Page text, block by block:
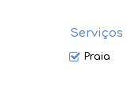
Serviços
Praia